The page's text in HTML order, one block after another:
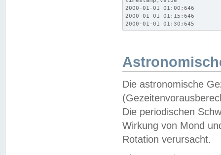
2000-01-01 01:00;646
2000-01-01 01:15;646
2000-01-01 01:30;645
Die astronomische
Die periodischen
Wirkung von Mond
Rotation verursacht.